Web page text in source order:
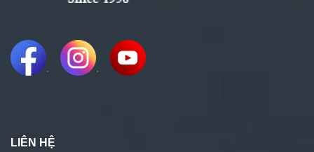
. .
LIÊN HỆ